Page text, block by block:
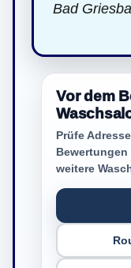
Bad
Vor dem
Prüfe
weitere